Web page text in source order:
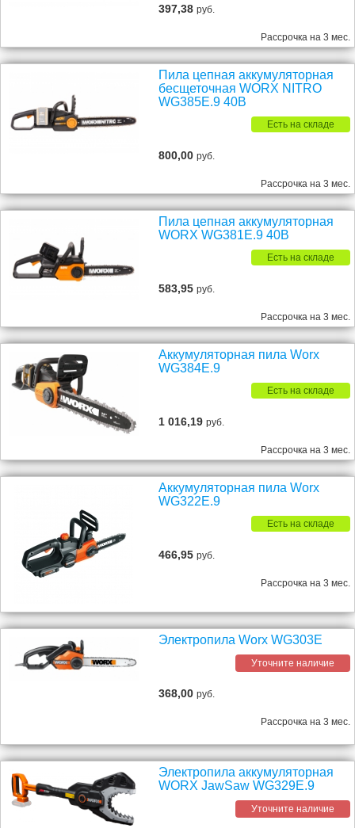
397,38руб.
Рассрочка на 3 мес.
Пила цепная аккумуляторная
бесщеточная WORX NITRO
WG385E.9 40В
Есть на складе
800,00руб.
Рассрочка на 3 мес.
Пила цепная аккумуляторная
WORX WG381E.9 40В
Есть на складе
583,95руб.
Рассрочка на 3 мес.
Аккумуляторная пила Worx
WG384E.9
Есть на складе
1 016,19руб.
Рассрочка на 3 мес.
Аккумуляторная пила Worx
WG322E.9
Есть на складе
466,95руб.
Рассрочка на 3 мес.
Электропила Worx WG303E
Уточните наличие
368,00руб.
Рассрочка на 3 мес.
Электропила аккумуляторная
WORX JawSaw WG329E.9
Уточните наличие